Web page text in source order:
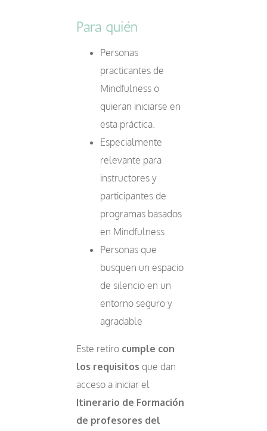
Para quién
Personas
practicantes de
Mindfulness o
quieran iniciarse en
esta práctica.
Especialmente
relevante para
instructores y
participantes de
programas basados
en Mindfulness
Personas que
busquen un espacio
de silencio en un
entorno seguro y
agradable
Este retiro cumple con
los requisitos que dan
acceso a iniciar el
Itinerario de Formación
de profesores del